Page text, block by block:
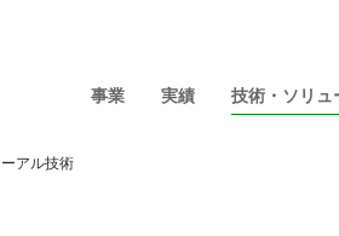
事業 実績 技術・ソリュ
アル技術